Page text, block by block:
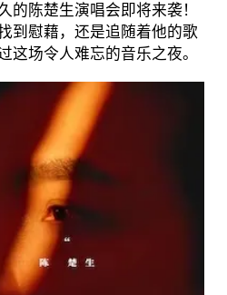
的陈楚生演唱会即将来袭！
到慰藉，还是追随着他的歌
这场令人难忘的音乐之夜。